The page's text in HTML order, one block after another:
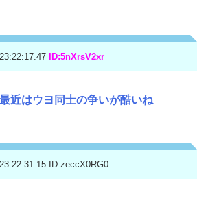
ID:5nXrsV2xr
はウヨ同士の争いが酷いね
ID:zeccX0RG0